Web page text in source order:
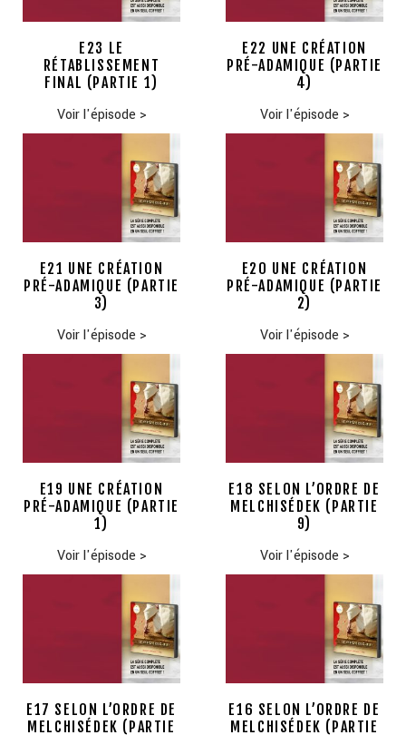
E23 LE
RÉTABLISSEMENT
FINAL (PARTIE 1)
Voir l'épisode >
E22 UNE CRÉATION
PRÉ-ADAMIQUE (PARTIE
4)
Voir l'épisode >
E21 UNE CRÉATION
PRÉ-ADAMIQUE (PARTIE
3)
Voir l'épisode >
E20 UNE CRÉATION
PRÉ-ADAMIQUE (PARTIE
2)
Voir l'épisode >
E19 UNE CRÉATION
PRÉ-ADAMIQUE (PARTIE
1)
Voir l'épisode >
E18 SELON L’ORDRE DE
MELCHISÉDEK (PARTIE
9)
Voir l'épisode >
E17 SELON L’ORDRE DE
MELCHISÉDEK (PARTIE
E16 SELON L’ORDRE DE
MELCHISÉDEK (PARTIE